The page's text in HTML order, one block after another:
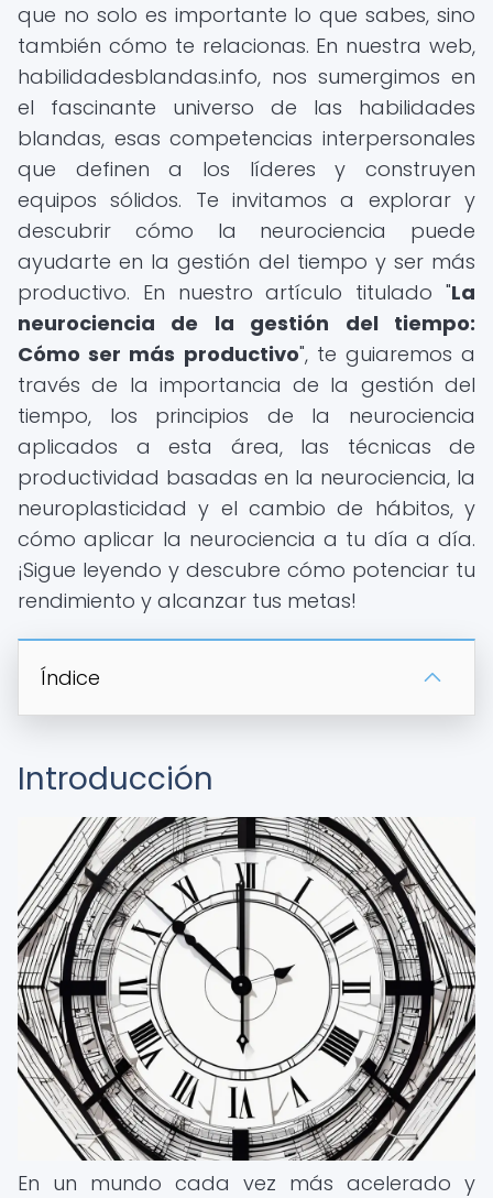
que no solo es importante lo que sabes, sino
también cómo te relacionas. En nuestra web,
habilidadesblandas.info, nos sumergimos en
el fascinante universo de las habilidades
blandas, esas competencias interpersonales
que definen a los líderes y construyen
equipos sólidos. Te invitamos a explorar y
descubrir cómo la neurociencia puede
ayudarte en la gestión del tiempo y ser más
productivo. En nuestro artículo titulado "La
neurociencia de la gestión del tiempo:
Cómo ser más productivo", te guiaremos a
través de la importancia de la gestión del
tiempo, los principios de la neurociencia
aplicados a esta área, las técnicas de
productividad basadas en la neurociencia, la
neuroplasticidad y el cambio de hábitos, y
cómo aplicar la neurociencia a tu día a día.
¡Sigue leyendo y descubre cómo potenciar tu
rendimiento y alcanzar tus metas!
Índice
Introducción
En un mundo cada vez más acelerado y